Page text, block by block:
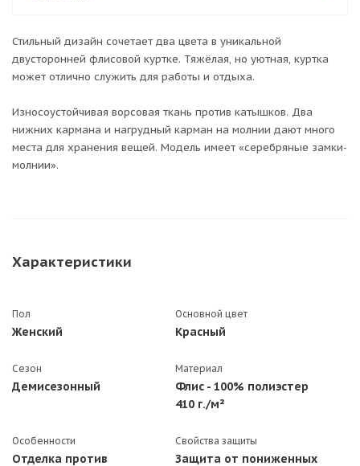
Стильный дизайн сочетает два цвета в уникальной
двусторонней флисовой куртке. Тяжёлая, но уютная, куртка
может отлично служить для работы и отдыха.
Износоустойчивая ворсовая ткань против катышков. Два
нижних кармана и нагрудный карман на молнии дают много
места для хранения вещей. Модель имеет «серебряные замки-
молнии».
Характеристики
Пол
Женский
Основной цвет
Красный
Сезон
Демисезонный
Материал
Флис - 100% полиэстер
410 г./м²
Особенности
Отделка против
Свойства защиты
Защита от пониженных